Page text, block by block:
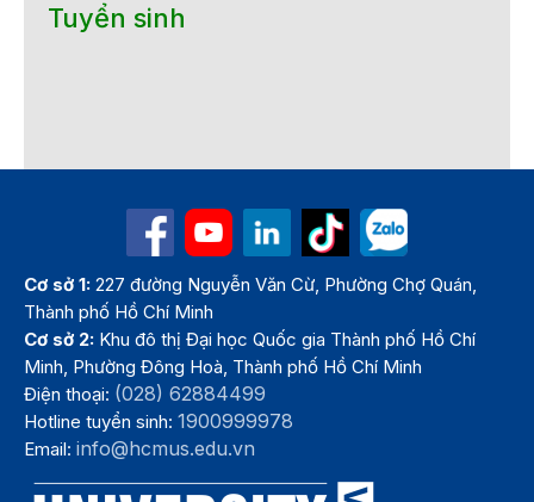
Tuyển sinh
Cơ sở 1: 227 đường Nguyễn Văn Cừ, Phường Chợ Quán,
Thành phố Hồ Chí Minh
Cơ sở 2: Khu đô thị Đại học Quốc gia Thành phố Hồ Chí
Minh, Phường Đông Hoà, Thành phố Hồ Chí Minh
Điện thoại: (028) 62884499
Hotline tuyển sinh:1900999978
Email:info@hcmus.edu.vn